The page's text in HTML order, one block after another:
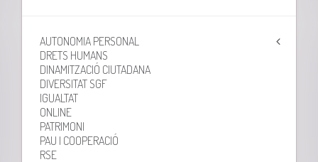
AUTONOMIA PERSONAL
DRETS HUMANS
DINAMITZACIÓ CIUTADANA
DIVERSITAT SGF
IGUALTAT
ONLINE
PATRIMONI
PAU I COOPERACIÓ
RSE